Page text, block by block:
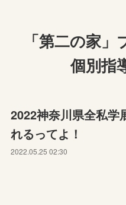
「第二の家
個別指
2022神奈川県全私学
れるってよ！
2022.05.25 02:30